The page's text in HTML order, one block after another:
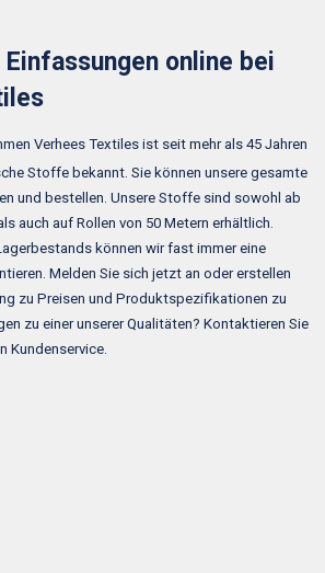
online bei
Verhees Textiles ist seit mehr als 45 Jahren
Stoffe bekannt. Sie können unsere gesamte
und bestellen. Unsere Stoffe sind sowohl ab
auch auf Rollen von 50 Metern erhältlich.
können wir fast immer eine
Melden Sie sich jetzt an oder erstellen
zu Preisen und Produktspezifikationen zu
zu einer unserer Qualitäten? Kontaktieren Sie
Kundenservice.